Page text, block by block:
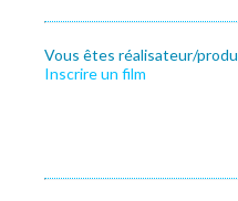
Vous êtes réalisateur/
Inscrire un film